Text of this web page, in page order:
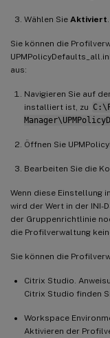
Wählen Sie Aktiviert
Sie können die
aus:
Navigieren Sie auf
installiert ist, zu
Öffnen Sie
Bearbeiten Sie die
Wenn diese Einstellung
wird der Wert in der INI-
der Gruppenrichtlinie
die Profilverwaltung
Sie können die
Citrix Studio.
Citrix Studio finden
Workspace
Aktivieren der